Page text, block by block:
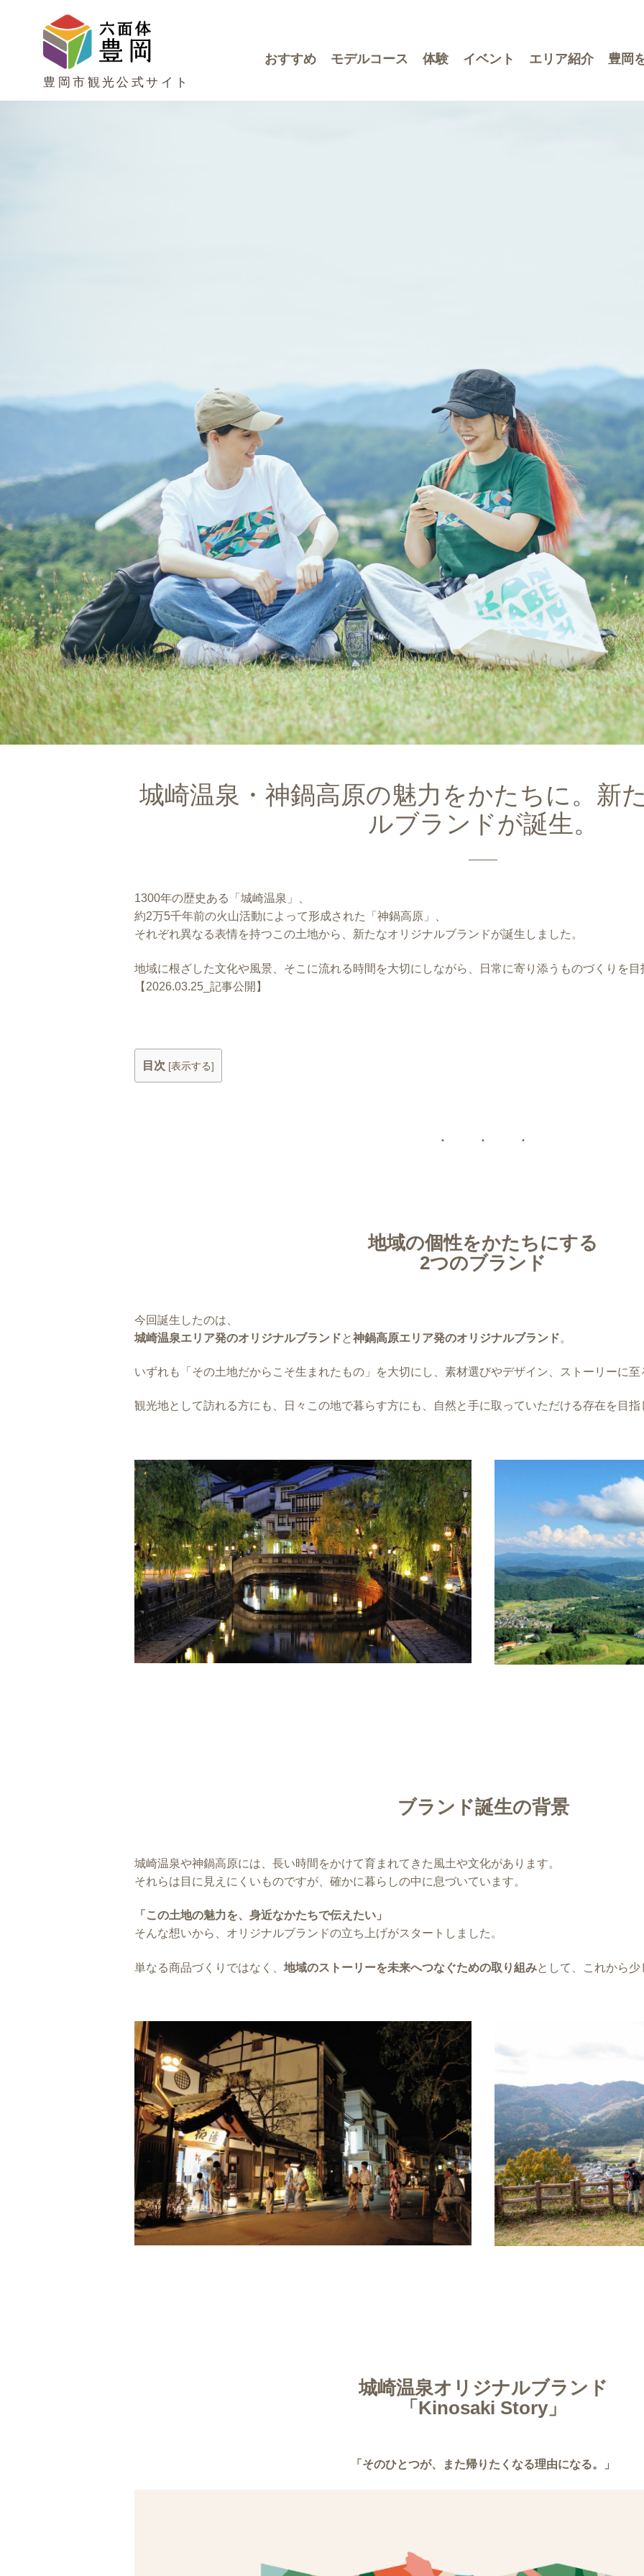
豊岡市観光公式サイト
おすすめ モデルコース 体験 イベント エリア紹介 豊岡
城崎温泉・神鍋高原の魅力をかたちに。新
ルブランドが誕生。
1300年の歴史ある「城崎温泉」、
約2万5千年前の火山活動によって形成された「神鍋高原」、
それぞれ異なる表情を持つこの土地から、新たなオリジナルブランドが誕生しました。
地域に根ざした文化や風景、そこに流れる時間を大切にしながら、日常に寄り添うものづくりを目
【2026.03.25_記事公開】
目次 [表示する]
地域の個性をかたちにする
2つのブランド
今回誕生したのは、
城崎温泉エリア発のオリジナルブランドと神鍋高原エリア発のオリジナルブランド。
いずれも「その土地だからこそ生まれたもの」を大切にし、素材選びやデザイン、ストーリーに至
観光地として訪れる方にも、日々この地で暮らす方にも、自然と手に取っていただける存在を目指
ブランド誕生の背景
城崎温泉や神鍋高原には、長い時間をかけて育まれてきた風土や文化があります。
それらは目に見えにくいものですが、確かに暮らしの中に息づいています。
「この土地の魅力を、身近なかたちで伝えたい」
そんな想いから、オリジナルブランドの立ち上げがスタートしました。
単なる商品づくりではなく、 地域のストーリーを未来へつなぐための取り組みとして、これから少
城崎温泉オリジナルブランド
「Kinosaki Story」
「そのひとつが、また帰りたくなる理由になる。」